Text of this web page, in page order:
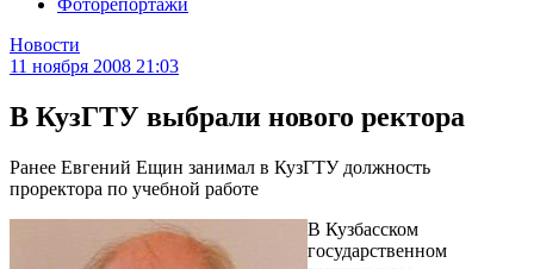
Фоторепортажи
Новости
11 ноября 2008 21:03
В КузГТУ выбрали нового ректора
Ранее Евгений Ещин занимал в КузГТУ должность
проректора по учебной работе
В Кузбасском
государственном